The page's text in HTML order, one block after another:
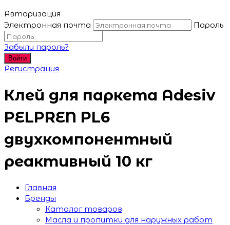
Авторизация
Электронная почта
Пароль
Забыли пароль?
Войти
Регистрация
Клей для паркета Adesiv
PELPREN PL6
двухкомпонентный
реактивный 10 кг
Главная
Бренды
Каталог товаров
Масла и пропитки для наружных работ